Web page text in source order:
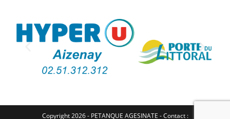
Copyright 2026 - PETANQUE AGESINATE - Contact :